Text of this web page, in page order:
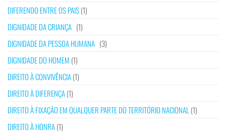
DIFERENDO ENTRE OS PAIS(1)
DIGNIDADE DA CRIANÇA (1)
DIGNIDADE DA PESSOA HUMANA (3)
DIGNIDADE DO HOMEM (1)
DIREITO À CONVIVÊNCIA(1)
DIREITO À DIFERENÇA(1)
DIREITO À FIXAÇÃO EM QUALQUER PARTE DO TERRITÓRIO NACIONAL (1)
DIREITO À HONRA(1)